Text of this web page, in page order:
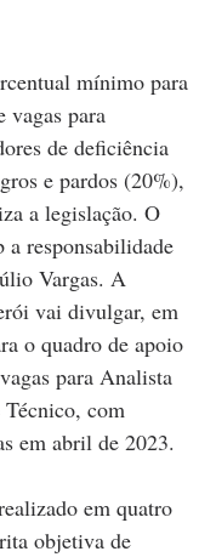
mínimo para
vagas para
de deficiência
e pardos (20%),
a legislação. O
a responsabilidade
Vargas. A
vai divulgar, em
o quadro de apoio
para Analista
com
em abril de 2023.
em quatro
objetiva de